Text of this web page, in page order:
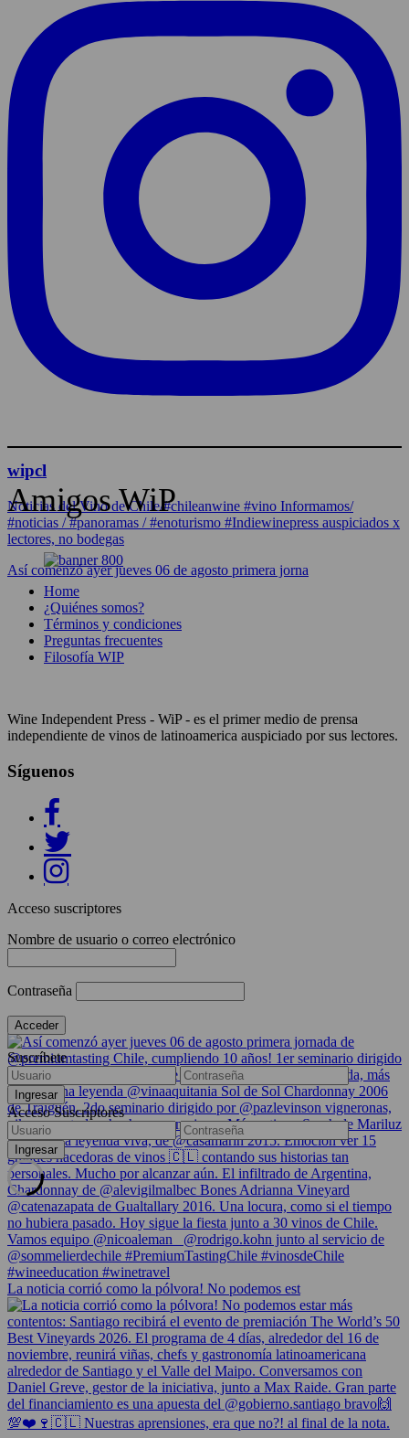
wipcl
Noticias del Vino de Chile/#chileanwine #vino Informamos/
#noticias / #panoramas / #enoturismo #Indiewinepress auspiciados x
lectores, no bodegas
Así comenzó ayer jueves 06 de agosto primera jorna
La noticia corrió como la pólvora! No podemos est
Amigos WiP
Home
¿Quiénes somos?
Términos y condiciones
Preguntas frecuentes
Filosofía WIP
Wine Independent Press - WiP - es el primer medio de prensa
independiente de vinos de latinoamerica auspiciado por sus lectores.
Síguenos
Acceso suscriptores
Nombre de usuario o correo electrónico
Contraseña
Suscríbete
Acceso Suscriptores